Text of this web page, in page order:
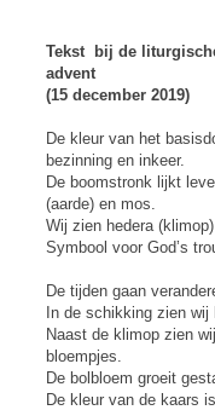
Tekst bij de
advent
(15 december 2019)
De kleur van het
bezinning en
De boomstronk lijkt
(aarde) en mos.
Wij zien hedera
Symbool voor
De tijden gaan
In de schikking zien wij
Naast de klimop zien
bloempjes.
De bolbloem groeit
De kleur van de kaars